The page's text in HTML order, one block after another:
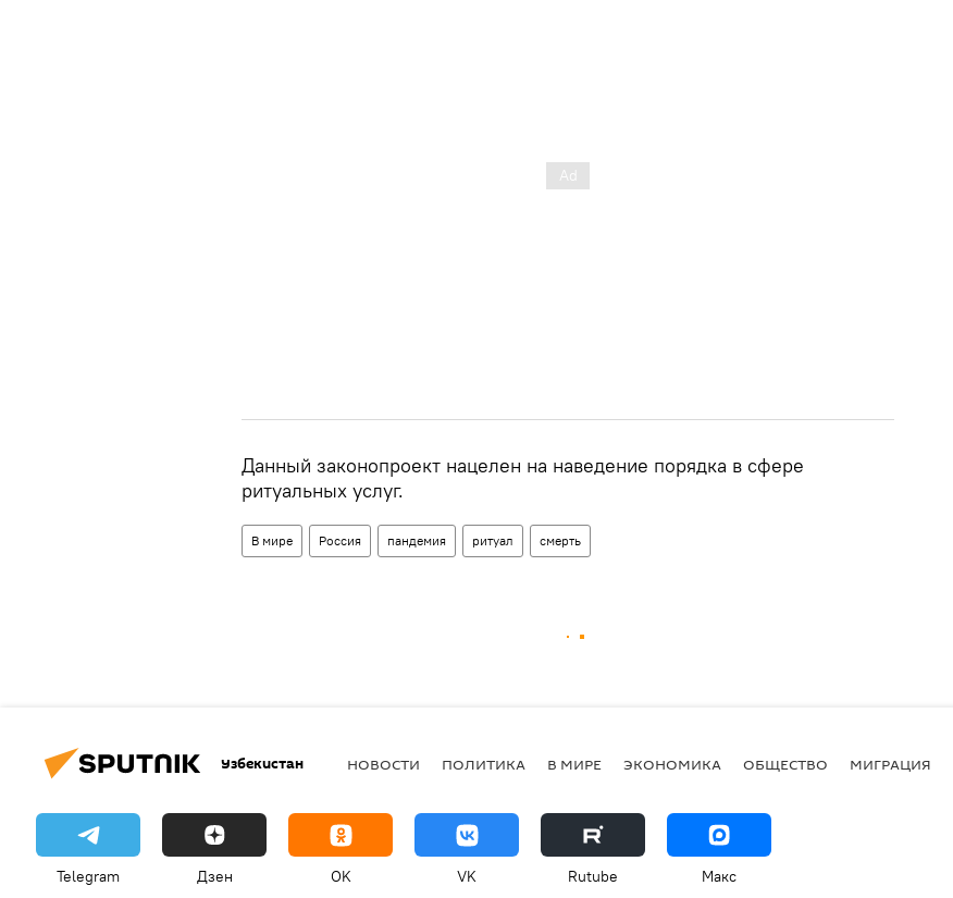
Данный законопроект нацелен на наведение порядка в сфере
ритуальных услуг.
В мире Россия пандемия ритуал смерть
Узбекистан НОВОСТИ ПОЛИТИКА В МИРЕ ЭКОНОМИКА ОБЩЕСТВО МИГРАЦИЯ
Telegram Дзен OK VK Rutube Макс